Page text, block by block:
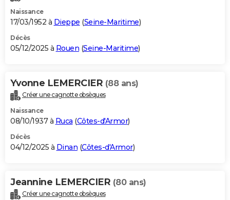
Naissance
17/03/1952 à Dieppe (Seine-Maritime)
Décès
05/12/2025 à Rouen (Seine-Maritime)
Yvonne LEMERCIER (88 ans)
Créer une cagnotte obsèques
Naissance
08/10/1937 à Ruca (Côtes-d'Armor)
Décès
04/12/2025 à Dinan (Côtes-d'Armor)
Jeannine LEMERCIER (80 ans)
Créer une cagnotte obsèques